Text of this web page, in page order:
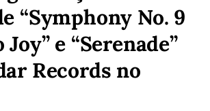
“Symphony No. 9
e “Serenade”
Records no